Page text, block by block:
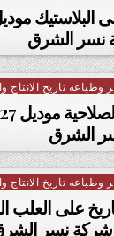
نسر الشرق
تاريخ الانتاج
الشرق
تاريخ الانتاج
على العلب